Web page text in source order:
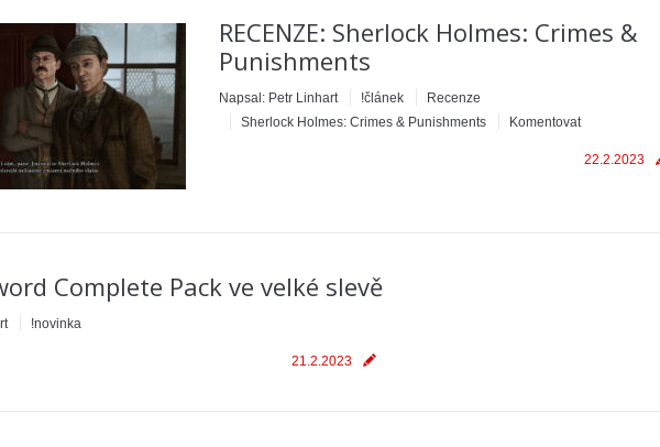
RECENZE: Sherlock Holmes: Crimes &
Punishments
Napsal: Petr Linhart !článek
Recenze
Sherlock Holmes: Crimes & Punishments
Komentovat
22.2.2023
Complete Pack ve velké slevě
!novinka
21.2.2023